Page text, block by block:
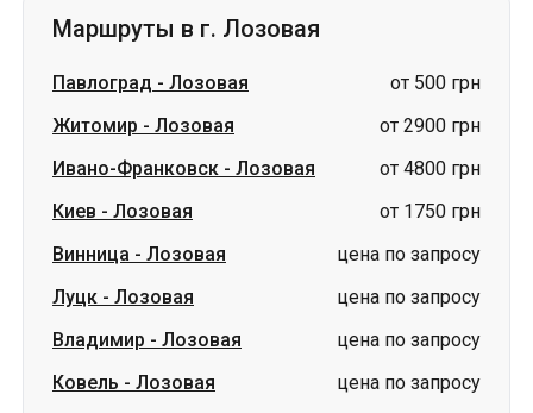
Маршруты в г. Лозовая
Павлоград - Лозовая
от 500 грн
Житомир - Лозовая
от 2900 грн
Ивано-Франковск - Лозовая
от 4800 грн
Киев - Лозовая
от 1750 грн
Винница - Лозовая
цена по запросу
Луцк - Лозовая
цена по запросу
Владимир - Лозовая
цена по запросу
Ковель - Лозовая
цена по запросу